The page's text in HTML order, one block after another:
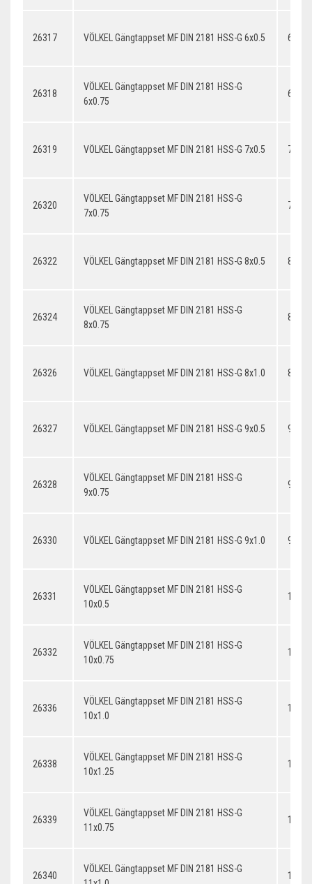
26317 VÖLKEL Gängtappset MF DIN 2181 HSS-G 6x0.5 6x0.5
26318
VÖLKEL Gängtappset MF DIN 2181 HSS-G
6x0.75
26319 VÖLKEL Gängtappset MF DIN 2181 HSS-G 7x0.5 7x0.5
26320
VÖLKEL Gängtappset MF DIN 2181 HSS-G
7x0.75
26322 VÖLKEL Gängtappset MF DIN 2181 HSS-G 8x0.5 8x0.5
26324
VÖLKEL Gängtappset MF DIN 2181 HSS-G
8x0.75
26326 VÖLKEL Gängtappset MF DIN 2181 HSS-G 8x1.0 8x1.0
26327 VÖLKEL Gängtappset MF DIN 2181 HSS-G 9x0.5 9x0.5
26328
VÖLKEL Gängtappset MF DIN 2181 HSS-G
9x0.75
26330 VÖLKEL Gängtappset MF DIN 2181 HSS-G 9x1.0 9x1.0
26331
VÖLKEL Gängtappset MF DIN 2181 HSS-G
10x0.5
26332
VÖLKEL Gängtappset MF DIN 2181 HSS-G
10x0.75
26336
VÖLKEL Gängtappset MF DIN 2181 HSS-G
10x1.0
26338
VÖLKEL Gängtappset MF DIN 2181 HSS-G
10x1.25
26339
VÖLKEL Gängtappset MF DIN 2181 HSS-G
11x0.75
26340
VÖLKEL Gängtappset MF DIN 2181 HSS-G